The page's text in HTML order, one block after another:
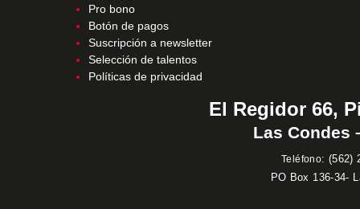
Pro bono
Botón de pagos
Suscripción a newsletter
Selección de talentos
Políticas de privacidad
El Regidor 66,
Las Condes
Teléfono: (562)
PO Box 136-34-